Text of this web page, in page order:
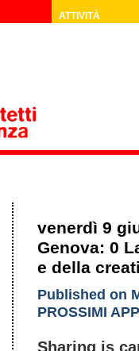
ATTIVITÀ
venerdì 9
Genova: 0
e della
Published on
PROSSIMI
Sharing is